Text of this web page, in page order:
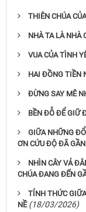
THIÊN CHÚA
NHÀ TA LÀ NHÀ
VUA CỦA TÌNH
HAI ĐỒNG TIỀN
ĐỪNG SAY MÊ
BỀN ĐỖ ĐỂ GIỮ
GIỮA NHỮNG
ƠN CỨU ĐỘ ĐÃ
NHÌN CÂY VẢ
CHÚA ĐANG ĐẾN
TỈNH THỨC
NỀ (18/03/2026)